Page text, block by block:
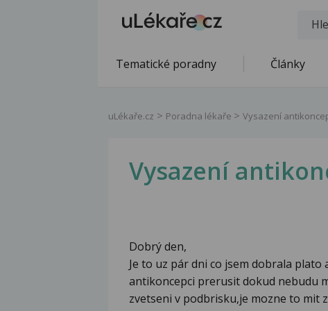
Tematické poradny Články
uLékaře.cz Poradna lékaře Vysazení
Vysazení
Dobrý den,
Je to uz pár dni co jsem dobrala
antikoncepci prerusit dokud nebudu
zvetseni v podbrisku,je mozne to mit